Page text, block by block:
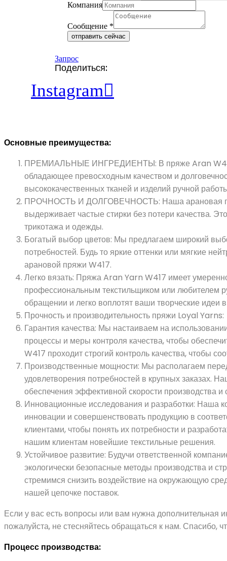
Компания
Сообщение *
отправить сейчас
Запрос
Поделиться:
Instagram
Основные преимущества:
ПРЕМИАЛЬНЫЕ ИНГРЕДИЕНТЫ: В пряже Aran W417
обладающее превосходным качеством и
высококачественных тканей и изделий ручной
ПРОЧНОСТЬ И ДОЛГОВЕЧНОСТЬ: Наша арановая
выдерживает частые стирки без потери качества.
трикотажа и одежды.
Богатый выбор цветов: Мы предлагаем широкий
потребностей. Будь то яркие оттенки или мягкие
арановой пряжи W417.
Легко вязать: Пряжа Aran Yarn W417 имеет
профессиональным текстильщиком или любителем
обращении и легко воплотят ваши творческие идеи
Прочность и производительность пряжи Loyal Yarns:
Гарантия качества: Мы настаиваем на
процессы и меры контроля качества, чтобы
W417 проходит строгий контроль качества, чтобы
Производственные мощности: Мы располагаем
удовлетворения потребностей в крупных заказах.
обеспечения эффективной скорости производства и
Инновационные исследования и разработки: Наша
инновации и совершенствовать продукцию в
клиентами, чтобы понять их потребности и
нашим клиентам новейшие текстильные решения.
Устойчивое развитие: Будучи ответственной
экологически безопасные методы производства и
стремимся снизить воздействие на окружающую
нашей цепочке поставок.
Если у вас есть вопросы или вам нужна
пожалуйста, не стесняйтесь обращаться к нам. Спасибо,
Процесс производства: